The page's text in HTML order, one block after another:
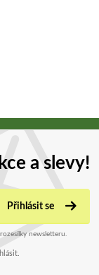
a slevy!
Přihlásit se
newsletteru.